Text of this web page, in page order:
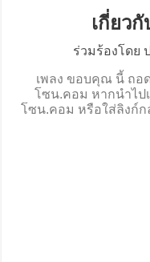
เกี่ยว
ร่วมร้องโดย
เพลง ขอบคุณ นี้ ถอ
โซน.คอม หากนำไป
โซน.คอม หรือใส่ลิงก์